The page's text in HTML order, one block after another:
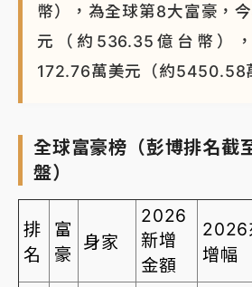
幣），為全球第8大富豪，
元（約536.35億台幣）
172.76萬美元（約5450.58
全球富豪榜（彭博排名截
盤）
排
名
富
豪
身家
2026
新增
金額
2026
增幅